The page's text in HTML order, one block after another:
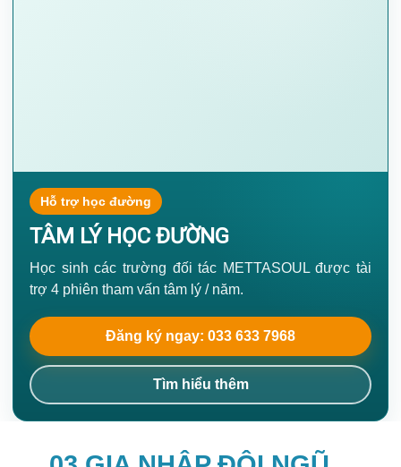
Hỗ trợ học đường
TÂM LÝ HỌC ĐƯỜNG
Học sinh các trường đối tác METTASOUL được tài
trợ 4 phiên tham vấn tâm lý / năm.
Đăng ký ngay: 033 633 7968
Tìm hiểu thêm